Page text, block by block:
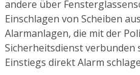
andere über
Einschlagen von Scheiben
Alarmanlagen, die mit der
Sicherheitsdienst verbunden
Einstiegs direkt Alarm